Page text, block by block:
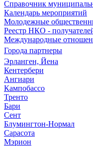
Справочник
Календарь мероприятий
Молодежные
Реестр НКО -
Международные
Города партнеры
Эрланген, Йена
Кентербери
Ангиари
Кампобассо
Тренто
Бари
Сент
Блумингтон-Нормал
Сарасота
Мэрион